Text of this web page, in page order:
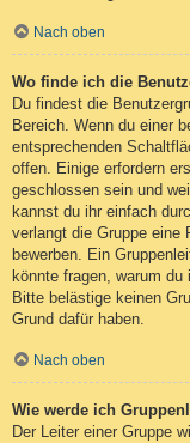
Nach oben
Wo finde ich die
Du findest die
Bereich. Wenn du einer
entsprechenden
offen. Einige erfordern
geschlossen sein und
kannst du ihr einfach
verlangt die Gruppe eine
bewerben. Ein
könnte fragen, warum
Bitte belästige keinen
Grund dafür haben.
Nach oben
Wie werde ich
Der Leiter einer Gruppe